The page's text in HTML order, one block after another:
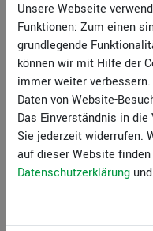
Berechnung und
Unsere Webseite
Funktionen: Zum einen
grundlegende
können wir mit Hilfe der
immer weiter
Daten von Website-
Das Einverständnis in die
Sie jederzeit widerrufen.
auf dieser Website
Datenschutzerklärung